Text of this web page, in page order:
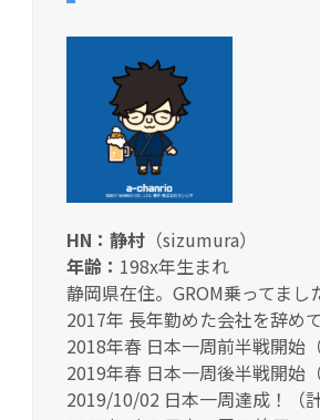
HN：静村 （sizumura）
年齢： 198x年生まれ
静岡県在住。GROM乗ってまし
2017年 長年勤めた会社を辞めて
2018年春 日本一周前半戦開始（
2019年春 日本一周後半戦開始（
2019/10/02 日本一周達成！（計